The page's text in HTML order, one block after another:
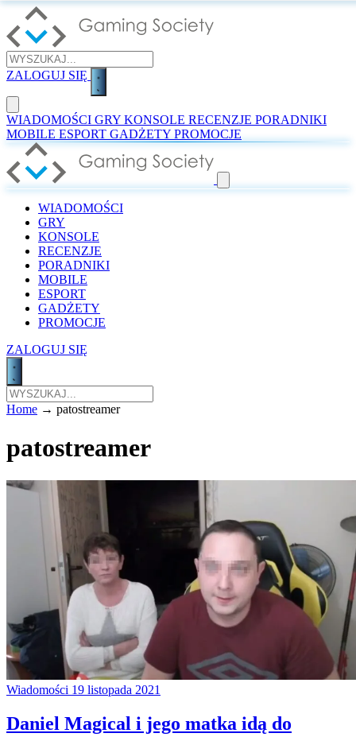
ZALOGUJ SIĘ
WIADOMOŚCI GRY KONSOLE RECENZJE PORADNIKI
MOBILE ESPORT GADŻETY PROMOCJE
WIADOMOŚCI
GRY
KONSOLE
RECENZJE
PORADNIKI
MOBILE
ESPORT
GADŻETY
PROMOCJE
ZALOGUJ SIĘ
Home → patostreamer
patostreamer
Wiadomości 19 listopada 2021
Daniel Magical i jego matka idą do